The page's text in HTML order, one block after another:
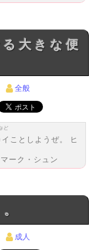
全般
ことしようぜ。 ヒ
ーク・シュン
成人